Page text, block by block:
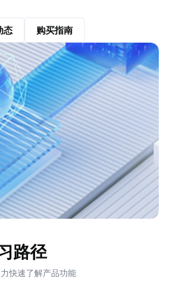
态 购买指南
路径
快速了解产品功能